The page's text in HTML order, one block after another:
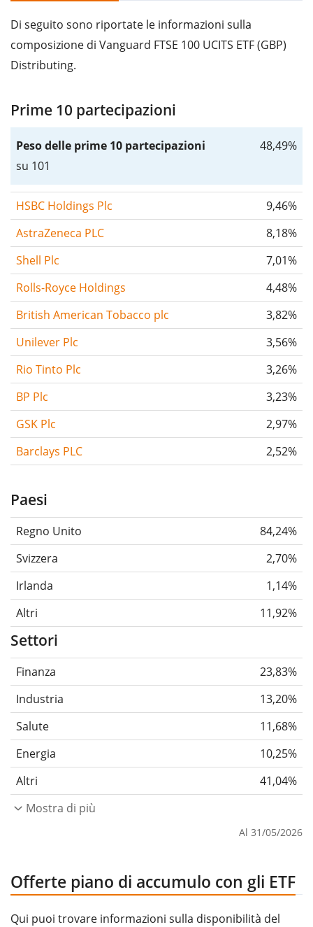
Di seguito sono riportate le informazioni sulla
composizione di Vanguard FTSE 100 UCITS ETF (GBP)
Distributing.
Prime 10 partecipazioni
Peso delle prime 10 partecipazioni
su 101
48,49%
HSBC Holdings Plc
9,46%
AstraZeneca PLC
8,18%
Shell Plc
7,01%
Rolls-Royce Holdings
4,48%
British American Tobacco plc
3,82%
Unilever Plc
3,56%
Rio Tinto Plc
3,26%
BP Plc
3,23%
GSK Plc
2,97%
Barclays PLC
2,52%
Paesi
Regno Unito
84,24%
Svizzera
2,70%
Irlanda
1,14%
Altri
11,92%
Settori
Finanza
23,83%
Industria
13,20%
Salute
11,68%
Energia
10,25%
Altri
41,04%
Mostra di più
Al 31/05/2026
Offerte piano di accumulo con gli ETF
Qui puoi trovare informazioni sulla disponibilità del